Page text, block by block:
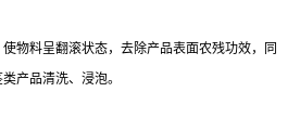
物料呈翻滚状态，去除产品表面农残功效，同
产品清洗、浸泡。